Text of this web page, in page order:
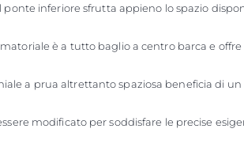
ponte inferiore sfrutta appieno lo spazio
è a tutto baglio a centro barca e
a prua altrettanto spaziosa beneficia di